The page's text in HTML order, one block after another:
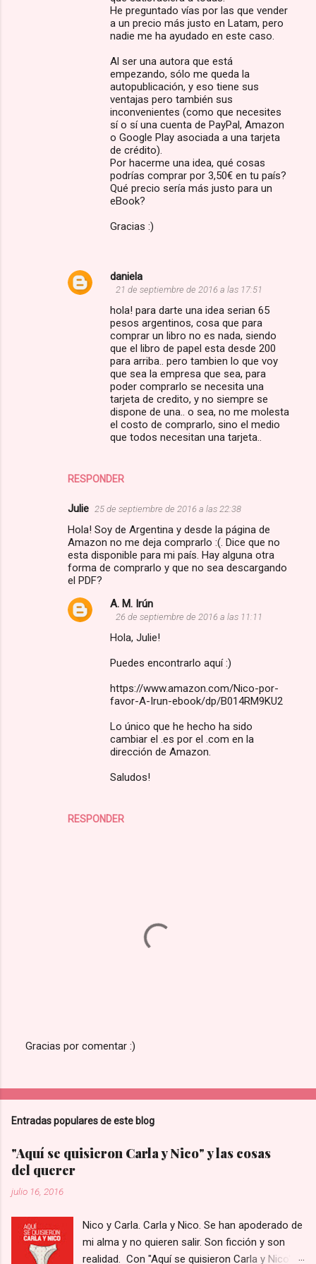
RESPONDER
He preguntado vías por las que vender
a un precio más justo en Latam, pero
nadie me ha ayudado en este caso.
Al ser una autora que está
empezando, sólo me queda la
autopublicación, y eso tiene sus
ventajas pero también sus
inconvenientes (como que necesites
sí o sí una cuenta de PayPal, Amazon
o Google Play asociada a una tarjeta
de crédito).
Por hacerme una idea, qué cosas
podrías comprar por 3,50€ en tu país?
Qué precio sería más justo para un
eBook?
Gracias :)
daniela
21 de septiembre de 2016 a las 17:51
hola! para darte una idea serian 65
pesos argentinos, cosa que para
comprar un libro no es nada, siendo
que el libro de papel esta desde 200
para arriba.. pero tambien lo que voy
que sea la empresa que sea, para
poder comprarlo se necesita una
tarjeta de credito, y no siempre se
dispone de una.. o sea, no me molesta
el costo de comprarlo, sino el medio
que todos necesitan una tarjeta..
Julie 25 de septiembre de 2016 a las 22:38
Hola! Soy de Argentina y desde la página de
Amazon no me deja comprarlo :(. Dice que no
esta disponible para mi país. Hay alguna otra
forma de comprarlo y que no sea descargando
el PDF?
RESPONDER
A. M. Irún
26 de septiembre de 2016 a las 11:11
Hola, Julie!
Puedes encontrarlo aquí :)
https://www.amazon.com/Nico-por-
favor-A-Irun-ebook/dp/B014RM9KU2
Lo único que he hecho ha sido
cambiar el .es por el .com en la
dirección de Amazon.
Saludos!
b
l
c
r
u
n
c
e
n
t
Gracias por comentar :)
Entradas populares de este blog
"Aquí se quisieron Carla y Nico" y las cosas
del querer
julio 16, 2016
Nico y Carla. Carla y Nico. Se han apoderado de
mi alma y no quieren salir. Son ficción y son
realidad. Con "Aquí se quisieron Carla y Nico"